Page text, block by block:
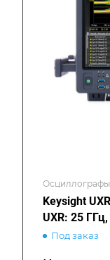
Keysight
UXR: 25
Под заказ